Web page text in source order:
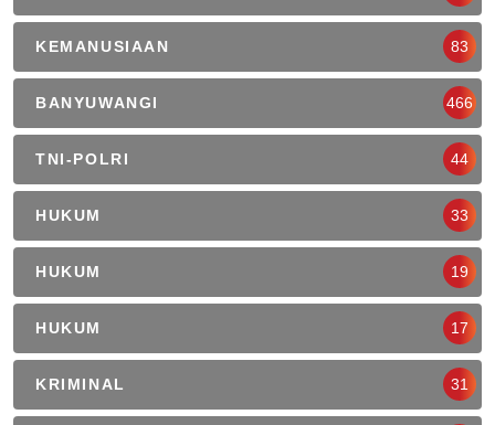
KEMANUSIAAN 83
BANYUWANGI 466
TNI-POLRI 44
HUKUM 33
HUKUM 19
HUKUM 17
KRIMINAL 31